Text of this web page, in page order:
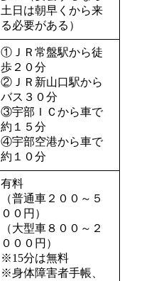
土日は朝早くから来
る必要がある）
①ＪＲ常盤駅から徒
歩２０分
②ＪＲ新山口駅から
バス３０分
③宇部ＩＣから車で
約１５分
④宇部空港から車で
約１０分
有料
（普通車２００～５
００円）
（大型車８００～２
０００円）
※15分は無料
※身体障害者手帳、